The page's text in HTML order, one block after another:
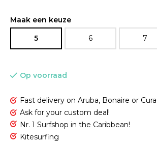
Maak een keuze
5
6 7
Op voorraad
Fast delivery on Aruba, Bonaire or
Ask for your custom deal!
Nr. 1 Surfshop in the Caribbean!
Kitesurfing